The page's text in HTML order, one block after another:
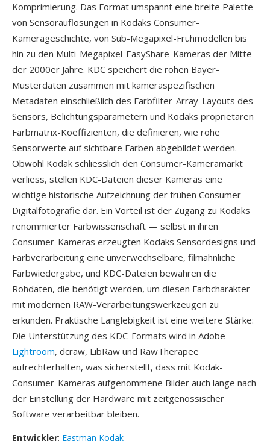
Komprimierung. Das Format umspannt eine breite Palette
von Sensorauflösungen in Kodaks Consumer-
Kamerageschichte, von Sub-Megapixel-Frühmodellen bis
hin zu den Multi-Megapixel-EasyShare-Kameras der Mitte
der 2000er Jahre. KDC speichert die rohen Bayer-
Musterdaten zusammen mit kameraspezifischen
Metadaten einschließlich des Farbfilter-Array-Layouts des
Sensors, Belichtungsparametern und Kodaks proprietären
Farbmatrix-Koeffizienten, die definieren, wie rohe
Sensorwerte auf sichtbare Farben abgebildet werden.
Obwohl Kodak schliesslich den Consumer-Kameramarkt
verliess, stellen KDC-Dateien dieser Kameras eine
wichtige historische Aufzeichnung der frühen Consumer-
Digitalfotografie dar. Ein Vorteil ist der Zugang zu Kodaks
renommierter Farbwissenschaft — selbst in ihren
Consumer-Kameras erzeugten Kodaks Sensordesigns und
Farbverarbeitung eine unverwechselbare, filmähnliche
Farbwiedergabe, und KDC-Dateien bewahren die
Rohdaten, die benötigt werden, um diesen Farbcharakter
mit modernen RAW-Verarbeitungswerkzeugen zu
erkunden. Praktische Langlebigkeit ist eine weitere Stärke:
Die Unterstützung des KDC-Formats wird in Adobe
Lightroom, dcraw, LibRaw und RawTherapee
aufrechterhalten, was sicherstellt, dass mit Kodak-
Consumer-Kameras aufgenommene Bilder auch lange nach
der Einstellung der Hardware mit zeitgenössischer
Software verarbeitbar bleiben.
Entwickler: Eastman Kodak